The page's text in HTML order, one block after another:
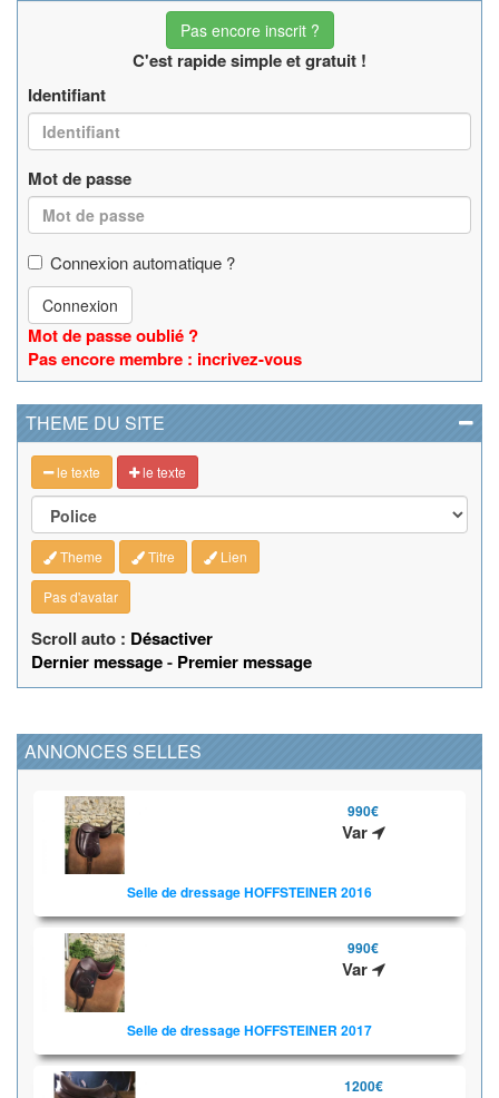
Pas encore inscrit ?
C'est rapide simple et gratuit !
Identifiant
Mot de passe
Connexion automatique ?
Connexion
Mot de passe oublié ?
Pas encore membre : incrivez-vous
THEME DU SITE
le texte le texte
Theme Titre Lien
Pas d'avatar
Scroll auto : Désactiver
Dernier message- Premier message
ANNONCES SELLES
990€
Var
Selle de dressage HOFFSTEINER 2016
990€
Var
Selle de dressage HOFFSTEINER 2017
1200€